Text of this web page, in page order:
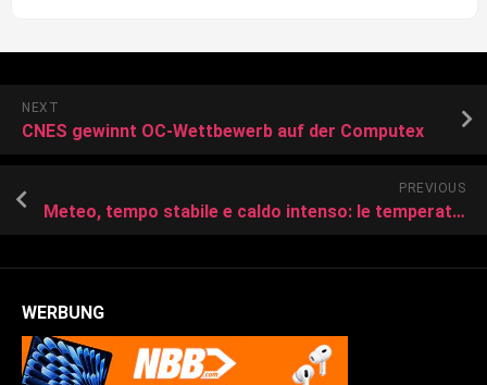
NEXT
CNES gewinnt OC-Wettbewerb auf der Computex
PREVIOUS
Meteo, tempo stabile e caldo intenso: le temperature a Reggio Calabria
WERBUNG